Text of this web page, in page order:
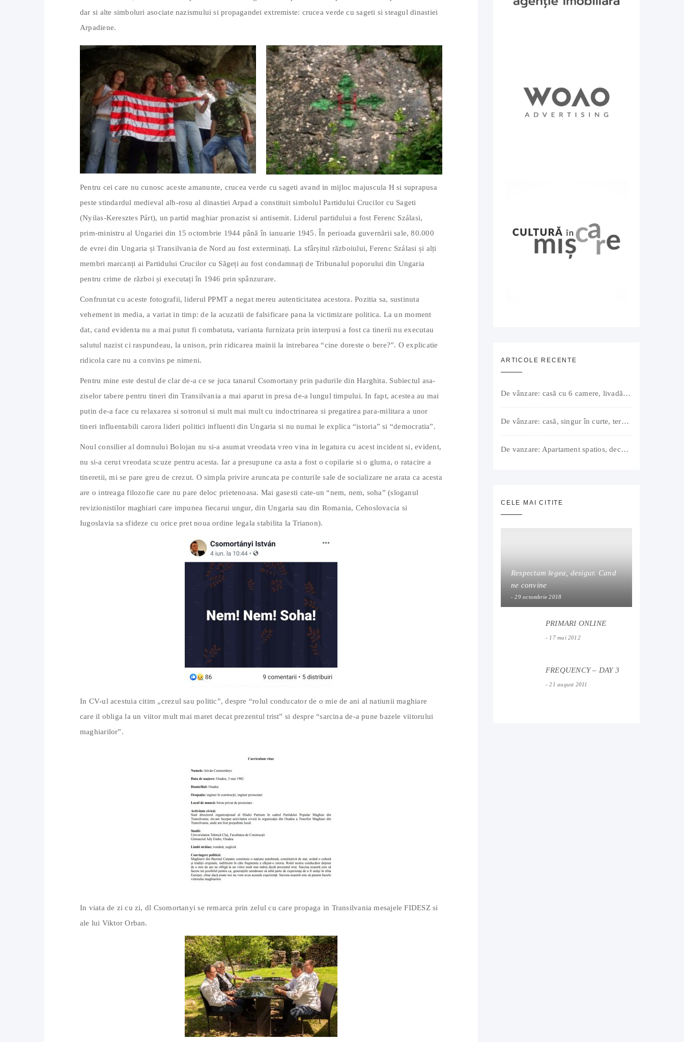
dar si alte simboluri asociate nazismului si propagandei extremiste: crucea verde cu sageti si steagul dinastiei
Arpadiene.
Pentru cei care nu cunosc aceste amanunte, crucea verde cu sageti avand in mijloc majuscula H si suprapusa
peste stindardul medieval alb-rosu al dinastiei Arpad a constituit simbolul Partidului Crucilor cu Sageti
(Nyilas-Keresztes Párt), un partid maghiar pronazist si antisemit. Liderul partidului a fost Ferenc Szálasi,
prim-ministru al Ungariei din 15 octombrie 1944 până în ianuarie 1945. În perioada guvernării sale, 80.000
de evrei din Ungaria și Transilvania de Nord au fost exterminați. La sfârșitul războiului, Ferenc Szálasi și alți
membri marcanți ai Partidului Crucilor cu Săgeți au fost condamnați de Tribunalul poporului din Ungaria
pentru crime de război și executați în 1946 prin spânzurare.
Confruntat cu aceste fotografii, liderul PPMT a negat mereu autenticitatea acestora. Pozitia sa, sustinuta
vehement in media, a variat in timp: de la acuzatii de falsificare pana la victimizare politica. La un moment
dat, cand evidenta nu a mai putut fi combatuta, varianta furnizata prin interpusi a fost ca tinerii nu executau
salutul nazist ci raspundeau, la unison, prin ridicarea mainii la intrebarea “cine doreste o bere?”. O explicatie
ridicola care nu a convins pe nimeni.
Pentru mine este destul de clar de-a ce se juca tanarul Csomortany prin padurile din Harghita. Subiectul asa-
ziselor tabere pentru tineri din Transilvania a mai aparut in presa de-a lungul timpului. In fapt, acestea au mai
putin de-a face cu relaxarea si sotronul si mult mai mult cu indoctrinarea si pregatirea para-militara a unor
tineri influentabili carora lideri politici influenti din Ungaria si nu numai le explica “istoria” si “democratia”.
Noul consilier al domnului Bolojan nu si-a asumat vreodata vreo vina in legatura cu acest incident si, evident,
nu si-a cerut vreodata scuze pentru acesta. Iar a presupune ca asta a fost o copilarie si o gluma, o ratacire a
tineretii, mi se pare greu de crezut. O simpla privire aruncata pe conturile sale de socializare ne arata ca acesta
are o intreaga filozofie care nu pare deloc prietenoasa. Mai gasesti cate-un “nem, nem, soha” (sloganul
revizionistilor maghiari care impunea fiecarui ungur, din Ungaria sau din Romania, Cehoslovacia si
Iugoslavia sa sfideze cu orice pret noua ordine legala stabilita la Trianon).
In CV-ul acestuia citim „crezul sau politic”, despre “rolul conducator de o mie de ani al natiunii maghiare
care il obliga la un viitor mult mai maret decat prezentul trist” si despre “sarcina de-a pune bazele viitorului
maghiarilor”.
In viata de zi cu zi, dl Csomortanyi se remarca prin zelul cu care propaga in Transilvania mesajele FIDESZ si
ale lui Viktor Orban.
ARTICOLE RECENTE
De vânzare: casă cu 6 camere, livadă, 3 199 mp, Girișul Negru, Bihor, 42 000 Euro. Comision 0.
De vânzare: casă, singur în curte, teren 500 mp, Muntele Găina, Oradea. 157.000 € (negociabil). Comision 0.
De vanzare: Apartament spatios, decomandat, bine compartimentat, 3 camere, 2 bai, bucatarie, suprafață utilă de 64 mp + 3 balcoane (11 mp), strada Barierei, zona Dragos Voda Oradea. 89 500 E (neg). Comision 0
CELE MAI CITITE
Respectam legea, desigur. Cand
ne convine
29 octombrie 2018
PRIMARI ONLINE
17 mai 2012
FREQUENCY – DAY 3
21 august 2011